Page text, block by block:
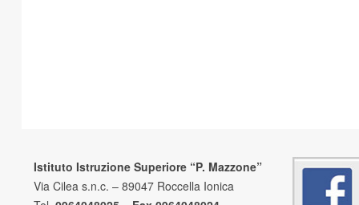
Istituto Istruzione Superiore “P. Mazzone”
Via Cilea s.n.c. – 89047 Roccella Ionica